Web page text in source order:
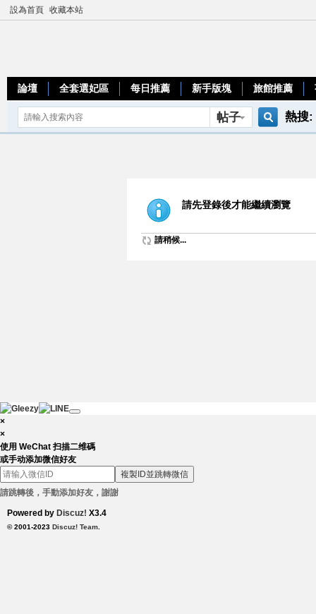
設為首頁 收藏本站
論壇 全套選妃區 每日推薦 新手版塊 旅館推薦
帖子
索
熱搜:
請先登錄後才能繼續瀏覽
請稍候...
×
×
使用 WeChat 扫描二维碼
或手动添加微信好友
複製ID並跳轉微信
請跳轉後，手動添加好友，謝謝
Powered by Discuz! X3.4
© 2001-2023 Discuz! Team